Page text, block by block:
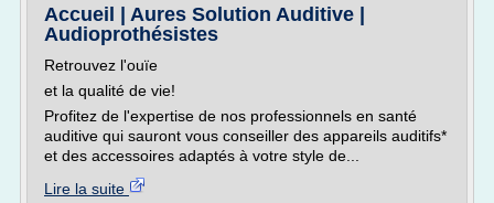
Accueil | Aures Solution Auditive |
Audioprothésistes
Retrouvez l'ouïe
et la qualité de vie!
Profitez de l'expertise de nos professionnels en santé
auditive qui sauront vous conseiller des appareils auditifs*
et des accessoires adaptés à votre style de...
Lire la suite